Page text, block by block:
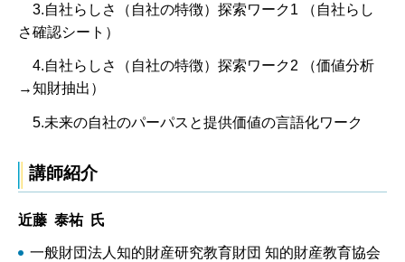
3.自社らしさ（自社の特徴）探索ワーク1 （自社らし
さ確認シート）
4.自社らしさ（自社の特徴）探索ワーク2 （価値分析
→知財抽出）
5.未来の自社のパーパスと提供価値の言語化ワーク
講師紹介
近藤 泰祐 氏
一般財団法人知的財産研究教育財団 知的財産教育協会